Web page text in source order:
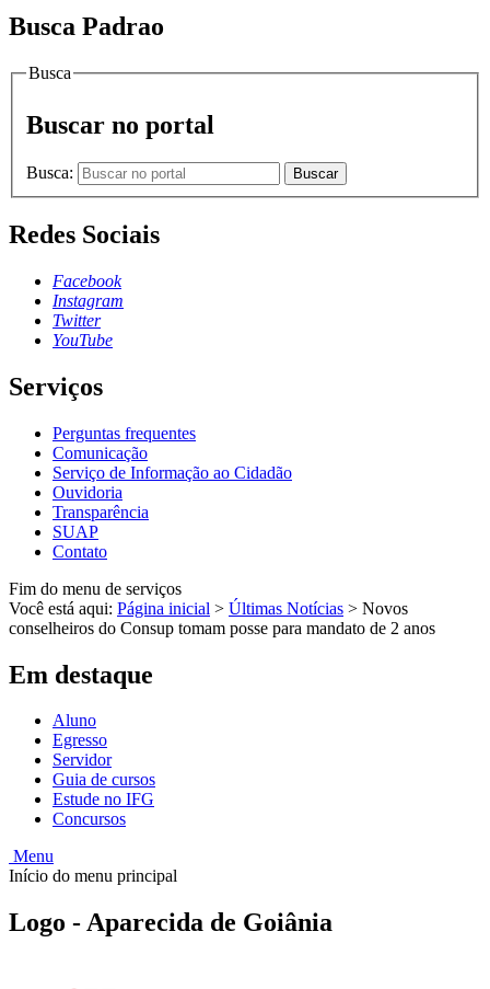
Busca Padrao
Busca
Buscar no portal
Busca: Buscar
Redes Sociais
Facebook
Instagram
Twitter
YouTube
Serviços
Perguntas frequentes
Comunicação
Serviço de Informação ao Cidadão
Ouvidoria
Transparência
SUAP
Contato
Fim do menu de serviços
Você está aqui: Página inicial > Últimas Notícias > Novos
conselheiros do Consup tomam posse para mandato de 2 anos
Em destaque
Aluno
Egresso
Servidor
Guia de cursos
Estude no IFG
Concursos
Menu
Início do menu principal
Logo - Aparecida de Goiânia